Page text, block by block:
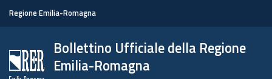
Regione Emilia-Romagna
Bollettino Ufficiale della Regione
Emilia-Romagna